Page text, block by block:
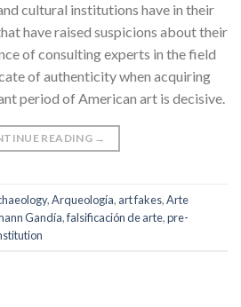
cultural institutions have in their
have raised suspicions about their
of consulting experts in the field
of authenticity when acquiring
period of American art is decisive.
READING →
,Arqueología, art fakes,Arte
Gandía,falsificación de arte,pre-